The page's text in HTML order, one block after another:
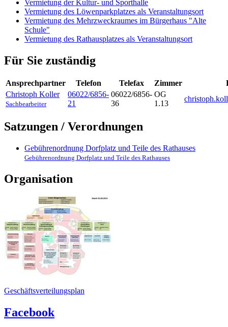
Vermietung der Kultur- und Sporthalle
Vermietung des Löwenparkplatzes als Veranstaltungsort
Vermietung des Mehrzweckraumes im Bürgerhaus "Alte
Schule"
Vermietung des Rathausplatzes als Veranstaltungsort
Für Sie zuständig
Ansprechpartner Telefon Telefax Zimmer
Christoph Koller
Sachbearbeiter
06022/6856-
21
06022/6856-
36
OG
1.13
Satzungen / Verordnungen
Gebührenordnung Dorfplatz und Teile des Rathauses
Gebührenordnung Dorfplatz und Teile des Rathauses
Organisation
Geschäftsverteilungsplan
Facebook